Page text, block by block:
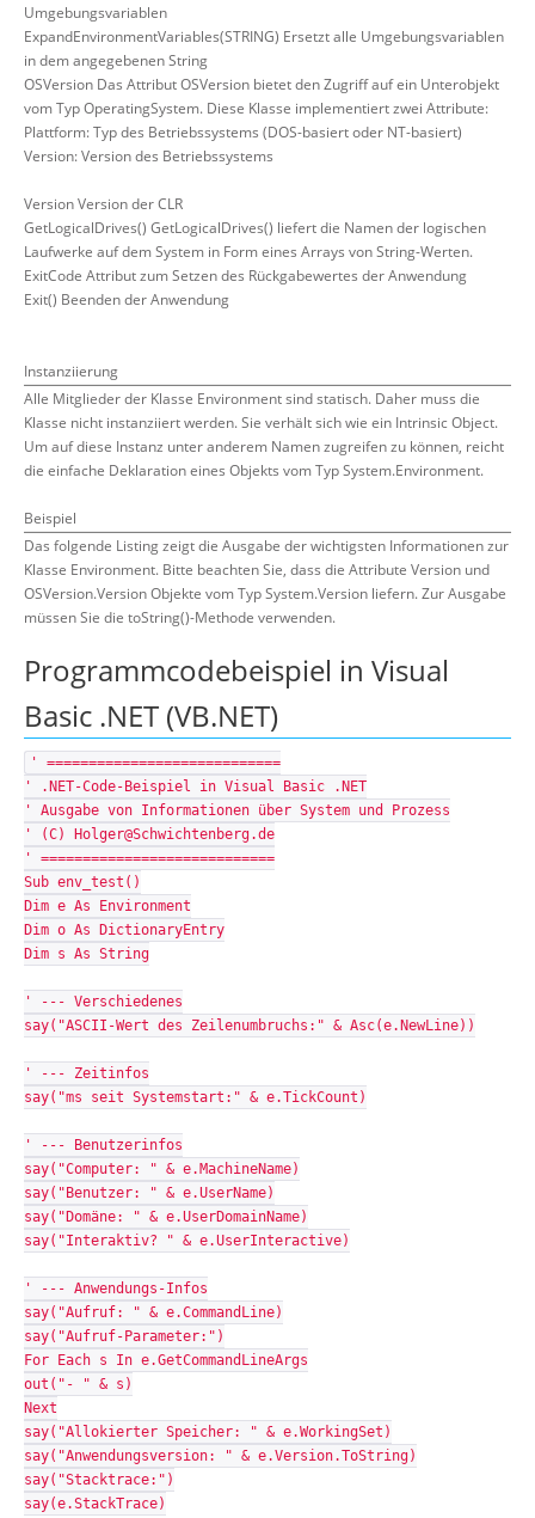
Umgebungsvariablen
ExpandEnvironmentVariables(STRING) Ersetzt alle Umgebungsvariablen
in dem angegebenen String
OSVersion Das Attribut OSVersion bietet den Zugriff auf ein Unterobjekt
vom Typ OperatingSystem. Diese Klasse implementiert zwei Attribute:
Plattform: Typ des Betriebssystems (DOS-basiert oder NT-basiert)
Version: Version des Betriebssystems
Version Version der CLR
GetLogicalDrives() GetLogicalDrives() liefert die Namen der logischen
Laufwerke auf dem System in Form eines Arrays von String-Werten.
ExitCode Attribut zum Setzen des Rückgabewertes der Anwendung
Exit() Beenden der Anwendung
Instanziierung
Alle Mitglieder der Klasse Environment sind statisch. Daher muss die
Klasse nicht instanziiert werden. Sie verhält sich wie ein Intrinsic Object.
Um auf diese Instanz unter anderem Namen zugreifen zu können, reicht
die einfache Deklaration eines Objekts vom Typ System.Environment.
Beispiel
Das folgende Listing zeigt die Ausgabe der wichtigsten Informationen zur
Klasse Environment. Bitte beachten Sie, dass die Attribute Version und
OSVersion.Version Objekte vom Typ System.Version liefern. Zur Ausgabe
müssen Sie die toString()-Methode verwenden.
Programmcodebeispiel in Visual
Basic .NET (VB.NET)
' ============================
' .NET-Code-Beispiel in Visual Basic .NET
' Ausgabe von Informationen über System und Prozess
' (C) Holger@Schwichtenberg.de
' ============================
Sub env_test()
Dim e As Environment
Dim o As DictionaryEntry
Dim s As String
' --- Verschiedenes
say("ASCII-Wert des Zeilenumbruchs:" & Asc(e.NewLine))
' --- Zeitinfos
say("ms seit Systemstart:" & e.TickCount)
' --- Benutzerinfos
say("Computer: " & e.MachineName)
say("Benutzer: " & e.UserName)
say("Domäne: " & e.UserDomainName)
say("Interaktiv? " & e.UserInteractive)
' --- Anwendungs-Infos
say("Aufruf: " & e.CommandLine)
say("Aufruf-Parameter:")
For Each s In e.GetCommandLineArgs
out("- " & s)
Next
say("Allokierter Speicher: " & e.WorkingSet)
say("Anwendungsversion: " & e.Version.ToString)
say("Stacktrace:")
say(e.StackTrace)